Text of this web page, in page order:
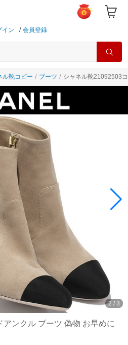
イン / 会員登録
ル靴コピー ブーツ シャネル靴21092503
3 / 3
ンクル ブーツ 偽物 お早めに